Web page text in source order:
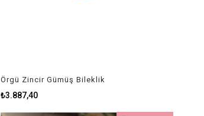
Örgü Zincir Gümüş Bileklik
₺3.887,40